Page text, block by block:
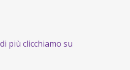
più clicchiamo su